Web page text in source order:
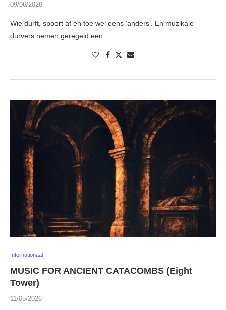
09/06/2026
Wie durft, spoort af en toe wel eens ‘anders’. En muzikale
durvers nemen geregeld een …
Internationaal
MUSIC FOR ANCIENT CATACOMBS (Eight
Tower)
11/05/2026